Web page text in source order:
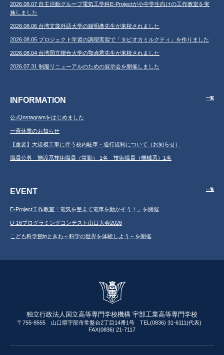
2026.08.07 自主活動グループ電気工学科E-Projectが小中学生向けの工作教室を実
施しました
2026.08.06 台湾文藻外語大学の鐘明彥先生が来校されました
2026.08.05 プロジェクト学習の調理実習で「タピオカミルクティ」を作りました
2026.08.04 台湾国立聯合大学の鄂貞君先生が来校されました
2026.07.31 制服リニューアルのための展示会を開催しました
INFORMATION 一覧
公式Instagramをはじめました
一斉休業のお知らせ
【重要】大規模工事に伴う校内駐車・通行規制について（お知らせ）
職員公募 施設系技術職員（常勤） 1名 技術職員（機械系）1名
EVENT 一覧
E-Project工作教室「電気を整えて電車を動かそう！」を開催
U-16プログラミングコンテスト山口大会2026
こども科学館inときわ～科学の世界を体験しよう～を開催
独立行政法人国立高等専門学校機構 宇部工業高等専門学校
〒755-8555 山口県宇部市常盤台2丁目14番1号 TEL(0836) 31-6111(代表)
FAX(0836) 21-7117